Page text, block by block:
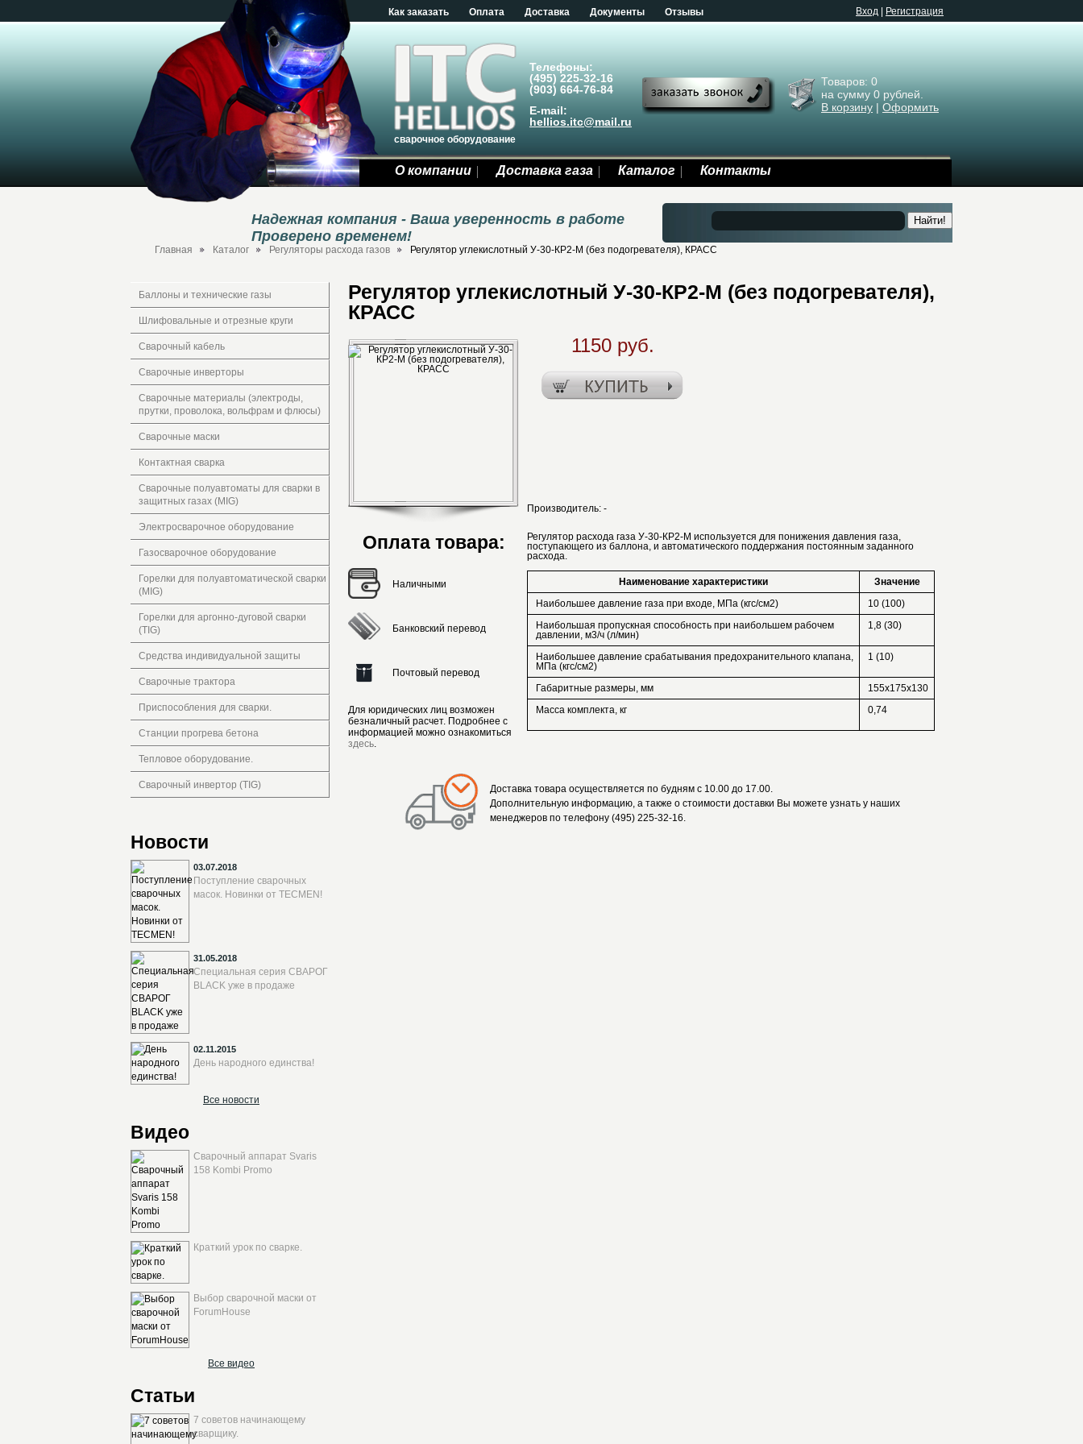
Как заказать Оплата Доставка Документы Отзывы Bход Регистрация
сварочное оборудование
Телефоны:
(495) 225-32-16
(903) 664-76-84
E-mail:
hellios.itc@mail.ru
Товаров: 0
на сумму 0 рублей.
В корзину | Оформить
О компании Доставка газа Каталог Контакты
Надежная компания - Ваша уверенность в работе
Проверено временем!
Найти!
Главная Каталог Регуляторы расхода газов Регулятор углекислотный У-30-КР2-М (без подогревателя), КРАСС
Баллоны и технические газы
Шлифовальные и отрезные круги
Сварочный кабель
Сварочные инверторы
Сварочные материалы (электроды,
прутки, проволока, вольфрам и флюсы)
Сварочные маски
Контактная сварка
Сварочные полуавтоматы для сварки в
защитных газах (MIG)
Электросварочное оборудование
Газосварочное оборудование
Горелки для полуавтоматической сварки
(MIG)
Горелки для аргонно-дуговой сварки
(TIG)
Средства индивидуальной защиты
Сварочные трактора
Приспособления для сварки.
Станции прогрева бетона
Тепловое оборудование.
Сварочный инвертор (TIG)
Новости
03.07.2018
Поступление сварочных
масок. Новинки от TECMEN!
31.05.2018
Специальная серия СВАРОГ
BLACK уже в продаже
02.11.2015
День народного единства!
Все новости
Видео
Сварочный аппарат Svaris
158 Kombi Promo
Краткий урок по сварке.
Выбор сварочной маски от
ForumHouse
Все видео
Статьи
7 советов начинающему
сварщику.
Регулятор углекислотный У-30-КР2-М (без подогревателя),
КРАСС
Оплата товара:
Наличными
Банковский перевод
Почтовый перевод
Для юридических лиц возможен
безналичный расчет. Подробнее с
информацией можно ознакомиться
здесь.
1150 руб.
Производитель: -
Регулятор расхода газа У-30-КР2-М используется для понижения давления газа,
поступающего из баллона, и автоматического поддержания постоянным заданного
расхода.
Наименование характеристики
Значение
Наибольшее давление газа при входе, МПа (кгс/см2)
10 (100)
Наибольшая пропускная способность при наибольшем рабочем
давлении, м3/ч (л/мин)
1,8 (30)
Наибольшее давление срабатывания предохранительного клапана,
МПа (кгс/см2)
1 (10)
Габаритные размеры, мм
155x175x130
Масса комплекта, кг
0,74
Доставка товара осуществляется по будням с 10.00 до 17.00.
Дополнительную информацию, а также о стоимости доставки Вы можете узнать у наших
менеджеров по телефону (495) 225-32-16.